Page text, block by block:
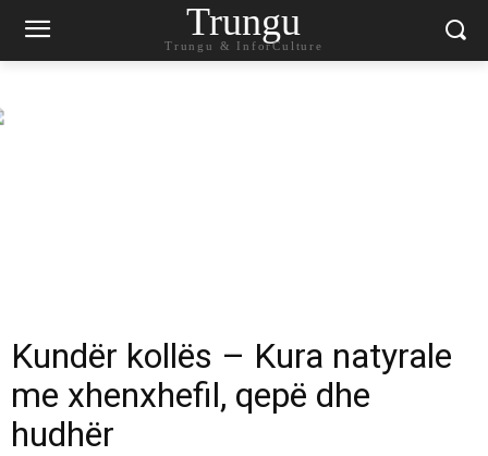
Trungu
Trungu & InforCulture
Kundër kollës – Kura natyrale
me xhenxhefil, qepë dhe
hudhër